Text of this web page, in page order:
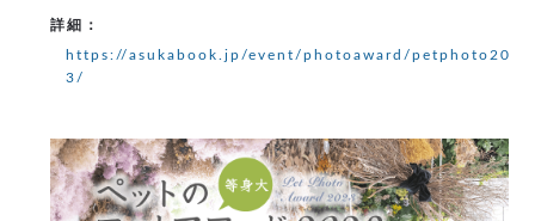
詳細：
https://asukabook.jp/event/photoaward/petphoto202
3/